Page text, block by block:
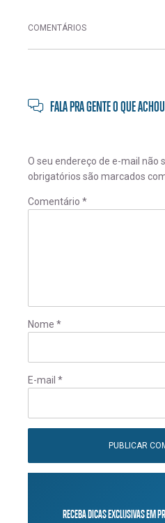
COMENTÁRIOS
FALA PRA GENTE O QUE ACHOU
O seu endereço de e-mail não
obrigatórios são marcados
Comentário *
Nome *
E-mail *
RECEBA DICAS EXCLUSIVAS EM